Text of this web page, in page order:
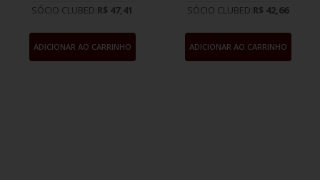
SÓCIO CLUBED:R$ 47,41
ADICIONAR AO CARRINHO
SÓCIO CLUBED:R$ 42,66
ADICIONAR AO CARRINHO